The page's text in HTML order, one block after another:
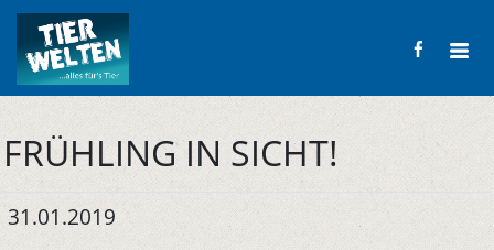
FRÜHLING IN SICHT!
31.01.2019